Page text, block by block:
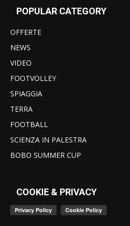
POPULAR CATEGORY
OFFERTE
NEWS
VIDEO
FOOTVOLLEY
SPIAGGIA
TERRA
FOOTBALL
SCIENZA IN PALESTRA
BOBO SUMMER CUP
COOKIE & PRIVACY